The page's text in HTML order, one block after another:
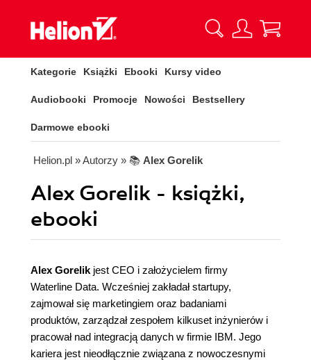
Kategorie Książki Ebooki Kursy video
Audiobooki Promocje Nowości Bestsellery
Darmowe ebooki
Helion.pl » Autorzy » 📚 Alex Gorelik
Alex Gorelik - książki,
ebooki
Alex Gorelik jest CEO i założycielem firmy
Waterline Data. Wcześniej zakładał startupy,
zajmował się marketingiem oraz badaniami
produktów, zarządzał zespołem kilkuset inżynierów i
pracował nad integracją danych w firmie IBM. Jego
kariera jest nieodłącznie związana z nowoczesnymi